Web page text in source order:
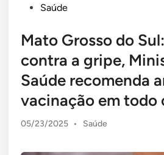
PostedSaúde
Mato Grosso do
contra a gripe,
Saúde recomenda
vacinação em todo
05/23/2025 •
Posted
Saúde